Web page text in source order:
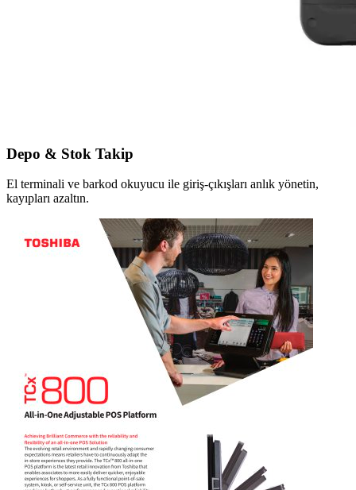
Depo & Stok Takip
El terminali ve barkod okuyucu ile giriş-çıkışları anlık yönetin,
kayıpları azaltın.